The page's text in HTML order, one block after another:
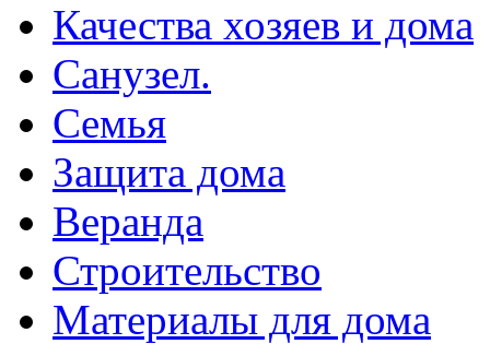
Качества хозяев и дома
Санузел.
Семья
Защита дома
Веранда
Строительство
Материалы для дома